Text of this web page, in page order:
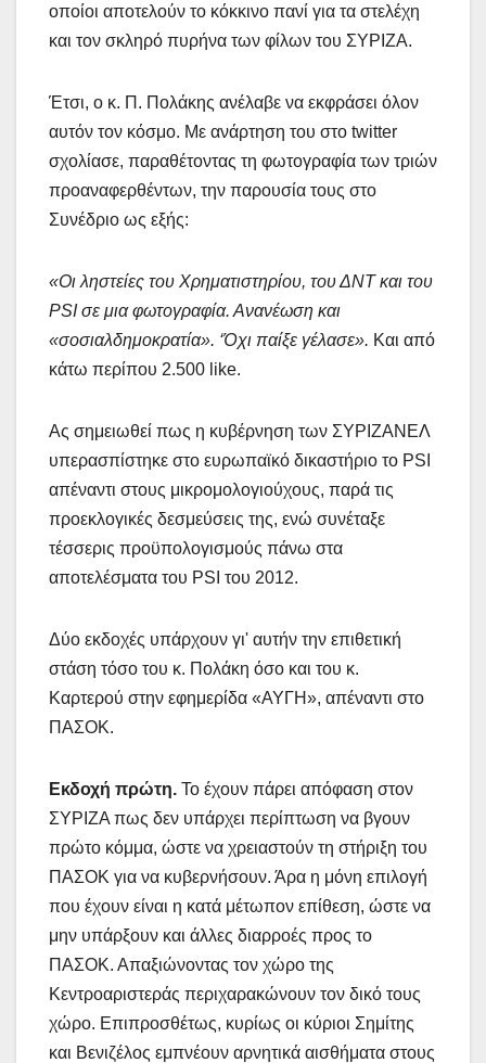
οποίοι αποτελούν το κόκκινο πανί για τα στελέχη
και τον σκληρό πυρήνα των φίλων του ΣΥΡΙΖΑ.
Έτσι, ο κ. Π. Πολάκης ανέλαβε να εκφράσει όλον
αυτόν τον κόσμο. Με ανάρτηση του στο twitter
σχολίασε, παραθέτοντας τη φωτογραφία των τριών
προαναφερθέντων, την παρουσία τους στο
Συνέδριο ως εξής:
«Οι ληστείες του Χρηματιστηρίου, του ΔΝΤ και του
PSI σε μια φωτογραφία. Ανανέωση και
«σοσιαλδημοκρατία». ‘Όχι παίξε γέλασε». Και από
κάτω περίπου 2.500 like.
Ας σημειωθεί πως η κυβέρνηση των ΣΥΡΙΖΑΝΕΛ
υπερασπίστηκε στο ευρωπαϊκό δικαστήριο το PSI
απέναντι στους μικρομολογιούχους, παρά τις
προεκλογικές δεσμεύσεις της, ενώ συνέταξε
τέσσερις προϋπολογισμούς πάνω στα
αποτελέσματα του PSI του 2012.
Δύο εκδοχές υπάρχουν γι' αυτήν την επιθετική
στάση τόσο του κ. Πολάκη όσο και του κ.
Καρτερού στην εφημερίδα «ΑΥΓΗ», απέναντι στο
ΠΑΣΟΚ.
Εκδοχή πρώτη. Το έχουν πάρει απόφαση στον
ΣΥΡΙΖΑ πως δεν υπάρχει περίπτωση να βγουν
πρώτο κόμμα, ώστε να χρειαστούν τη στήριξη του
ΠΑΣΟΚ για να κυβερνήσουν. Άρα η μόνη επιλογή
που έχουν είναι η κατά μέτωπον επίθεση, ώστε να
μην υπάρξουν και άλλες διαρροές προς το
ΠΑΣΟΚ. Απαξιώνοντας τον χώρο της
Κεντροαριστεράς περιχαρακώνουν τον δικό τους
χώρο. Επιπροσθέτως, κυρίως οι κύριοι Σημίτης
και Βενιζέλος εμπνέουν αρνητικά αισθήματα στους